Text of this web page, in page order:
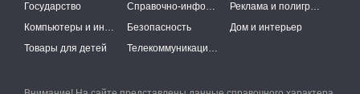
Государство
Справочно-информационные системы
Реклама и полиграфия
Компьютеры и интернет
Безопасность
Дом и интерьер
Товары для детей
Телекоммуникации и связь